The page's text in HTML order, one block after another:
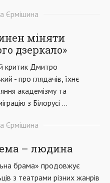
Єрмішина
міняти
дзеркало»
критик Дмитро
- про глядачів, їхнє
академізму та
з Білорусі ...
Єрмішина
– людина
брама» продовжує
з театрами різних жанрів